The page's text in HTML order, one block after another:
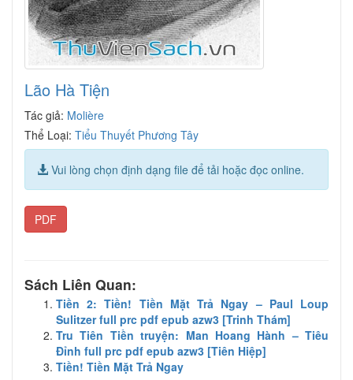
Lão Hà Tiện
Tác giả: Molière
Thể Loại: Tiểu Thuyết Phương Tây
Vui lòng chọn định dạng file để tải hoặc đọc online.
PDF
Sách Liên Quan:
Tiền 2: Tiền! Tiền Mặt Trả Ngay – Paul Loup
Sulitzer full prc pdf epub azw3 [Trinh Thám]
Tru Tiên Tiền truyện: Man Hoang Hành – Tiêu
Đỉnh full prc pdf epub azw3 [Tiên Hiệp]
Tiền! Tiền Mặt Trả Ngay